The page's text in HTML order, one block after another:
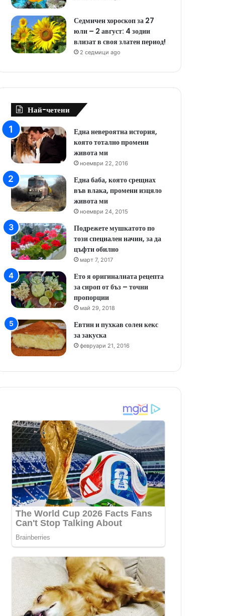
Седмичен хороскоп за 27
юли – 2 август: 4 зодии
влизат в своя златен период!
2 седмици ago
Най-четени
Една невероятна история,
която тотално промени
живота ми
ноември 22, 2016
Една баба, която срещнах
във влака, промени изцяло
живота ми
ноември 24, 2015
Подрежете мушкатото по
този специален начин, за да
цъфти обилно
март 7, 2017
Ето я оригиналната рецепта
за сироп от бъз – точни
пропорции
май 29, 2018
Евтин и пухкав солен кекс
за закуска
февруари 21, 2016